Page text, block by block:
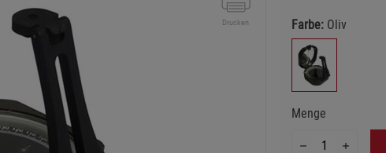
Drucken Farbe:Oliv
Menge